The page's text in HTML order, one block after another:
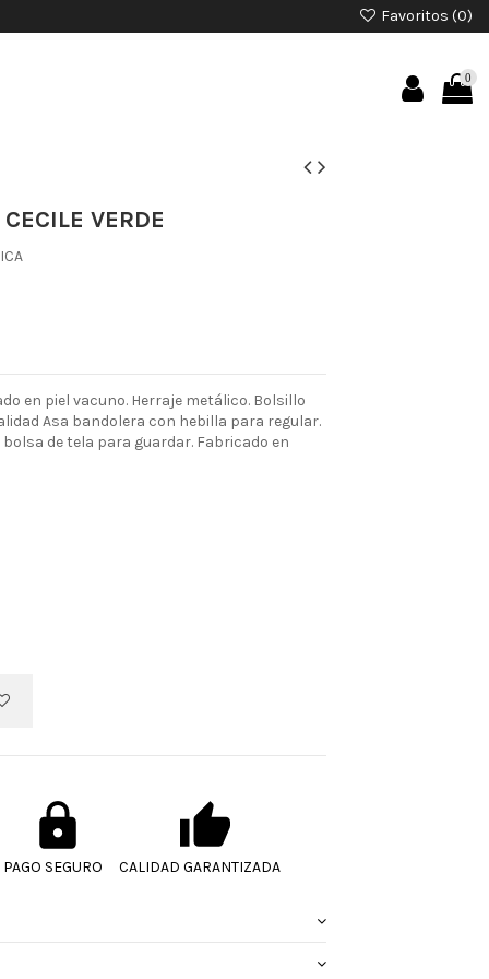
Favoritos (0)
0
VERDE
en piel vacuno. Herraje metálico. Bolsillo
Asa bandolera con hebilla para regular.
bolsa de tela para guardar. Fabricado en
PAGO SEGURO CALIDAD GARANTIZADA